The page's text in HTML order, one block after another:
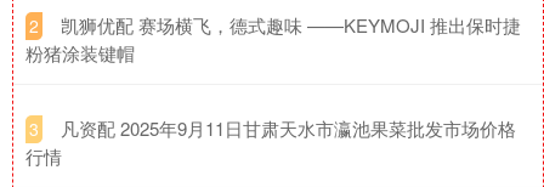
2
​凯狮优配 赛场横飞，德式趣味 ——KEYMOJI 推出保时捷
粉猪涂装键帽
3
​凡资配 2025年9月11日甘肃天水市瀛池果菜批发市场价格
行情